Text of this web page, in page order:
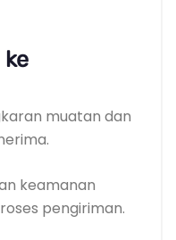
ke
muatan dan
keamanan
pengiriman.